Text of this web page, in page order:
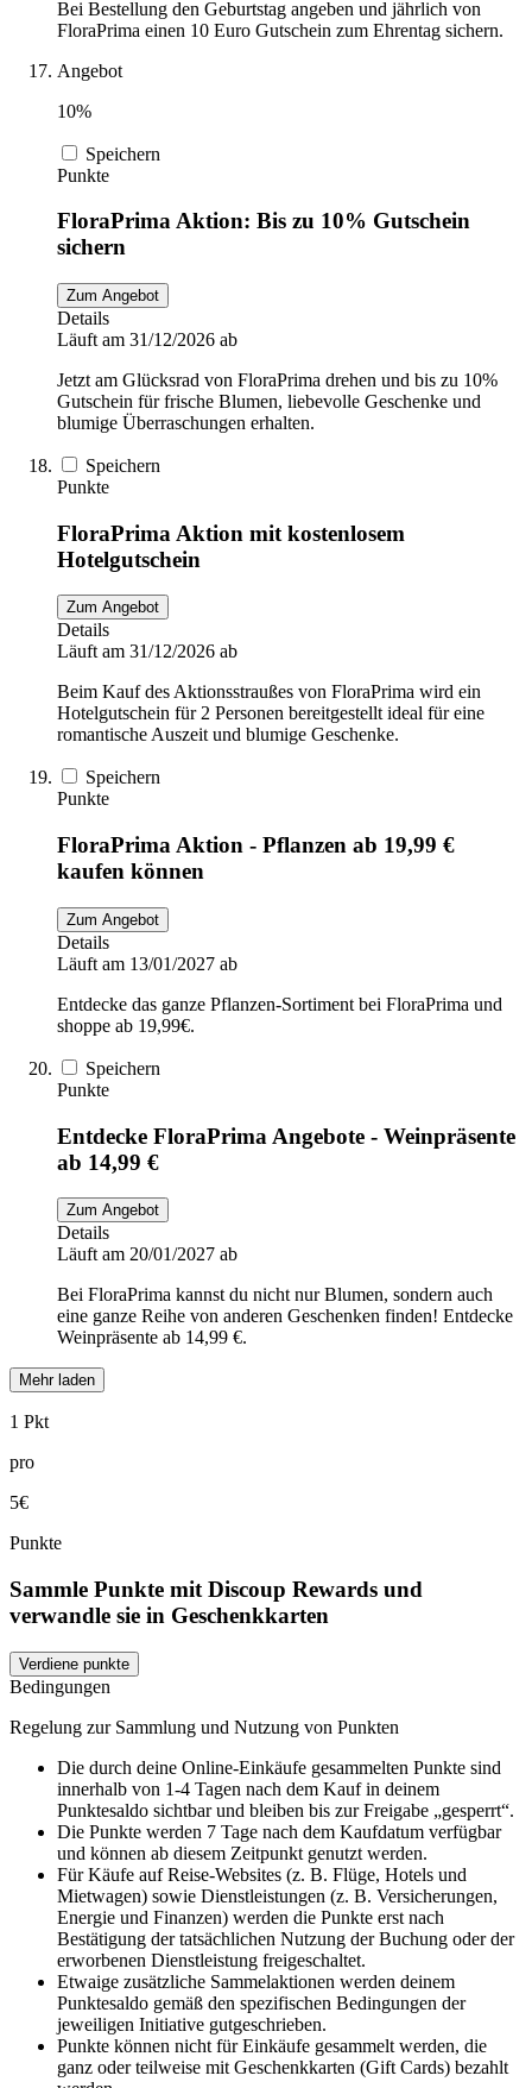
Bei Bestellung den Geburtstag angeben und jährlich von
FloraPrima einen 10 Euro Gutschein zum Ehrentag sichern.
Angebot
10%
Speichern
Punkte
FloraPrima Aktion: Bis zu 10% Gutschein
sichern
Zum Angebot
Details
Läuft am 31/12/2026 ab
Jetzt am Glücksrad von FloraPrima drehen und bis zu 10%
Gutschein für frische Blumen, liebevolle Geschenke und
blumige Überraschungen erhalten.
Speichern
Punkte
FloraPrima Aktion mit kostenlosem
Hotelgutschein
Zum Angebot
Details
Läuft am 31/12/2026 ab
Beim Kauf des Aktionsstraußes von FloraPrima wird ein
Hotelgutschein für 2 Personen bereitgestellt ideal für eine
romantische Auszeit und blumige Geschenke.
Speichern
Punkte
FloraPrima Aktion - Pflanzen ab 19,99 €
kaufen können
Zum Angebot
Details
Läuft am 13/01/2027 ab
Entdecke das ganze Pflanzen-Sortiment bei FloraPrima und
shoppe ab 19,99€.
Speichern
Punkte
Entdecke FloraPrima Angebote - Weinpräsente
ab 14,99 €
Zum Angebot
Details
Läuft am 20/01/2027 ab
Bei FloraPrima kannst du nicht nur Blumen, sondern auch
eine ganze Reihe von anderen Geschenken finden! Entdecke
Weinpräsente ab 14,99 €.
Mehr laden
1 Pkt
pro
5€
Punkte
Sammle Punkte mit Discoup Rewards und
verwandle sie in Geschenkkarten
Verdiene punkte
Bedingungen
Regelung zur Sammlung und Nutzung von Punkten
Die durch deine Online-Einkäufe gesammelten Punkte sind
innerhalb von 1-4 Tagen nach dem Kauf in deinem
Punktesaldo sichtbar und bleiben bis zur Freigabe „gesperrt“.
Die Punkte werden 7 Tage nach dem Kaufdatum verfügbar
und können ab diesem Zeitpunkt genutzt werden.
Für Käufe auf Reise-Websites (z. B. Flüge, Hotels und
Mietwagen) sowie Dienstleistungen (z. B. Versicherungen,
Energie und Finanzen) werden die Punkte erst nach
Bestätigung der tatsächlichen Nutzung der Buchung oder der
erworbenen Dienstleistung freigeschaltet.
Etwaige zusätzliche Sammelaktionen werden deinem
Punktesaldo gemäß den spezifischen Bedingungen der
jeweiligen Initiative gutgeschrieben.
Punkte können nicht für Einkäufe gesammelt werden, die
ganz oder teilweise mit Geschenkkarten (Gift Cards) bezahlt